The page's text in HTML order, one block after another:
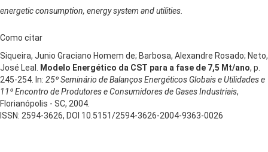
energetic consumption, energy system and utilities.
Como citar
Siqueira, Junio Graciano Homem de; Barbosa, Alexandre Rosado; Neto,
José Leal.
Modelo Energético da CST para a fase de 7,5 Mt/ano, p.
245-254. In: 25º Seminário de Balanços Energéticos Globais e Utilidades e
11º Encontro de Produtores e Consumidores de Gases Industriais,
Florianópolis - SC, 2004.
ISSN: 2594-3626, DOI 10.5151/2594-3626-2004-9363-0026